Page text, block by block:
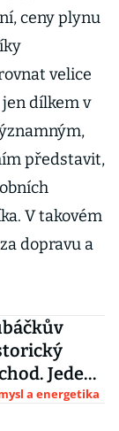
ceny plynu
velice
dílkem v
představit,
V takovém
dopravu a
Jeden
v britském
a energetika